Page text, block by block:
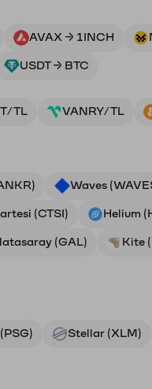
AVAX → 1INCH
USDT → BTC
TL VANRY/TL
Waves
(CTSI) Helium
(GAL) Kite
Stellar (XLM)